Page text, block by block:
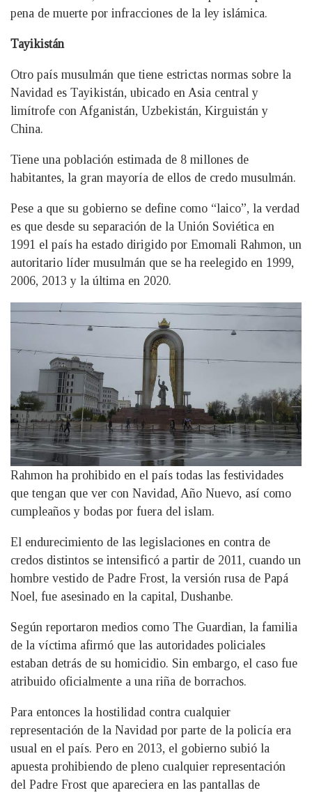
pena de muerte por infracciones de la ley islámica.
Tayikistán
Otro país musulmán que tiene estrictas normas sobre la
Navidad es Tayikistán, ubicado en Asia central y
limítrofe con Afganistán, Uzbekistán, Kirguistán y
China.
Tiene una población estimada de 8 millones de
habitantes, la gran mayoría de ellos de credo musulmán.
Pese a que su gobierno se define como “laico”, la verdad
es que desde su separación de la Unión Soviética en
1991 el país ha estado dirigido por Emomali Rahmon, un
autoritario líder musulmán que se ha reelegido en 1999,
2006, 2013 y la última en 2020.
Rahmon ha prohibido en el país todas las festividades
que tengan que ver con Navidad, Año Nuevo, así como
cumpleaños y bodas por fuera del islam.
El endurecimiento de las legislaciones en contra de
credos distintos se intensificó a partir de 2011, cuando un
hombre vestido de Padre Frost, la versión rusa de Papá
Noel, fue asesinado en la capital, Dushanbe.
Según reportaron medios como The Guardian, la familia
de la víctima afirmó que las autoridades policiales
estaban detrás de su homicidio. Sin embargo, el caso fue
atribuido oficialmente a una riña de borrachos.
Para entonces la hostilidad contra cualquier
representación de la Navidad por parte de la policía era
usual en el país. Pero en 2013, el gobierno subió la
apuesta prohibiendo de pleno cualquier representación
del Padre Frost que apareciera en las pantallas de